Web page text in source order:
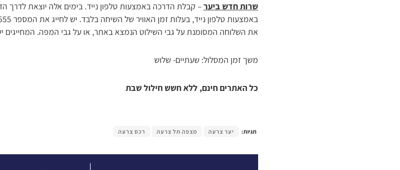
שרות חדש ביער– קבלת הדרכה באמצעות טלפון נייד. בימים אלה יוצאת לדרך
את השלוחה המסומנת על גבי השילוט הנמצא באתר, או על גבי המפה. המחייגים
משך זמן המסלול: שעתיים- שלוש
כל האתרים חינם, ללא חשש חילול שבת
תגיות: יער צרעה מצפה תל צרעה רכס צרעה